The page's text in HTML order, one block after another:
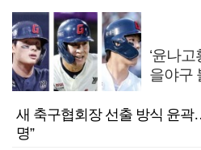
‘윤나
을야구
새 축구협회장 선출 방식 윤
명”